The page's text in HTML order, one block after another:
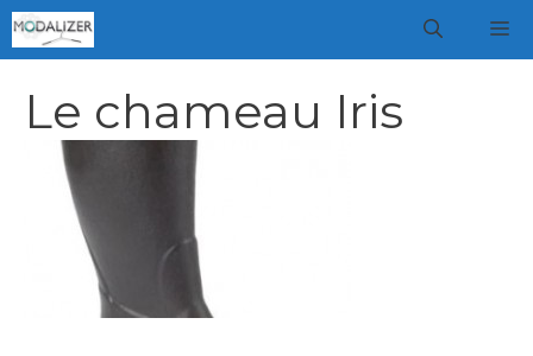
Vai
al
Le chameau Iris